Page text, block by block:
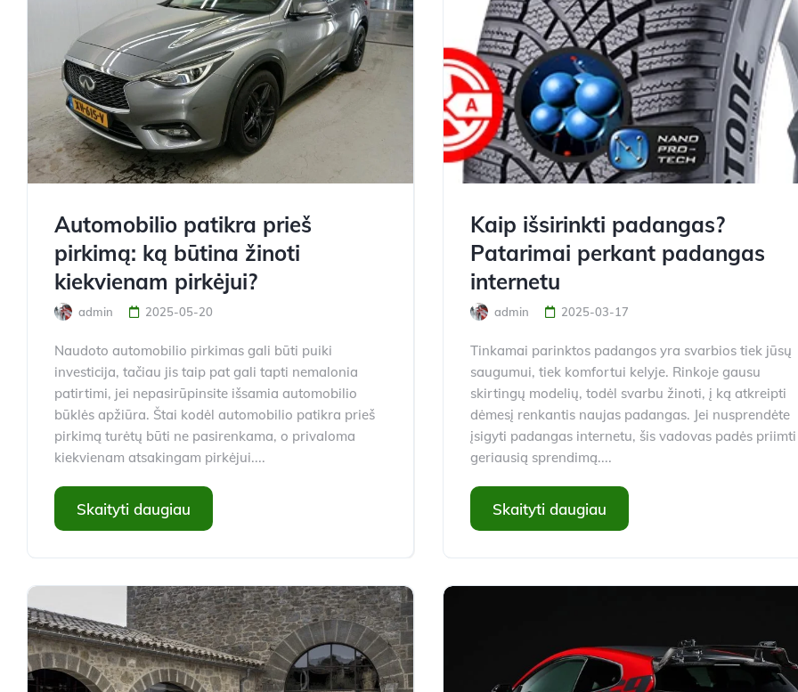
Automobilio patikra prieš
pirkimą: ką būtina žinoti
kiekvienam pirkėjui?
admin 2025-05-20
Naudoto automobilio pirkimas gali būti puiki
investicija, tačiau jis taip pat gali tapti nemalonia
patirtimi, jei nepasirūpinsite išsamia automobilio
būklės apžiūra. Štai kodėl automobilio patikra prieš
pirkimą turėtų būti ne pasirenkama, o privaloma
kiekvienam atsakingam pirkėjui....
Skaityti daugiau
Kaip išsirinkti padangas?
Patarimai perkant padangas
internetu
admin 2025-03-17
Tinkamai parinktos padangos yra svarbios tiek jūsų
saugumui, tiek komfortui kelyje. Rinkoje gausu
skirtingų modelių, todėl svarbu žinoti, į ką atkreipti
dėmesį renkantis naujas padangas. Jei nusprendėte
įsigyti padangas internetu, šis vadovas padės priimti
geriausią sprendimą....
Skaityti daugiau